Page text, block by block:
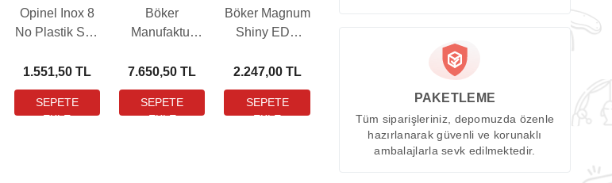
Opinel Inox 8
No Plastik Sap
(001578)
1.551,50 TL
Böker
Manufaktur
7.650,50 TL
Böker Magnum
Shiny EDC
2.247,00 TL
PAKETLEME
Tüm siparişleriniz, depomuzda özenle
hazırlanarak güvenli ve korunaklı
ambalajlarla sevk edilmektedir.